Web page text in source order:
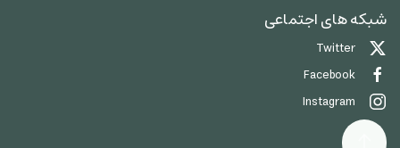
شبکه های اجتماعی
Twitter
Facebook
Instagram